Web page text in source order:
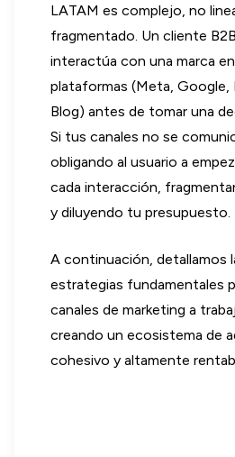
LATAM es complejo, no
fragmentado. Un cliente
interactúa con una marca
plataformas (Meta, Google,
Blog) antes de tomar una
Si tus canales no se
obligando al usuario a
cada interacción,
y diluyendo tu presupuesto.
A continuación, detallamos
estrategias fundamentales
canales de marketing a
creando un ecosistema de
cohesivo y altamente